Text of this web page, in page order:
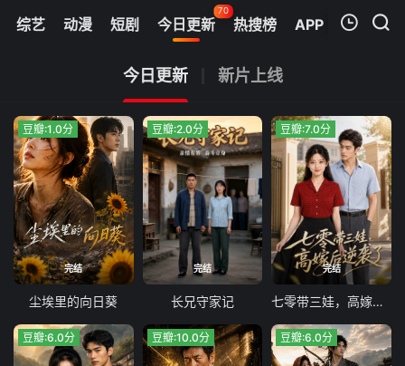
综艺 动漫 短剧 今日更新
70
热搜榜 APP
我的观影记录
暂无观看影片的记录
今日更新 新片上线
完结
豆瓣:1.0分
尘埃里的向日葵
完结
豆瓣:2.0分
长兄守家记
完结
豆瓣:7.0分
七零带三娃，高嫁后逆袭了
豆瓣:6.0分 豆瓣:10.0分 豆瓣:6.0分